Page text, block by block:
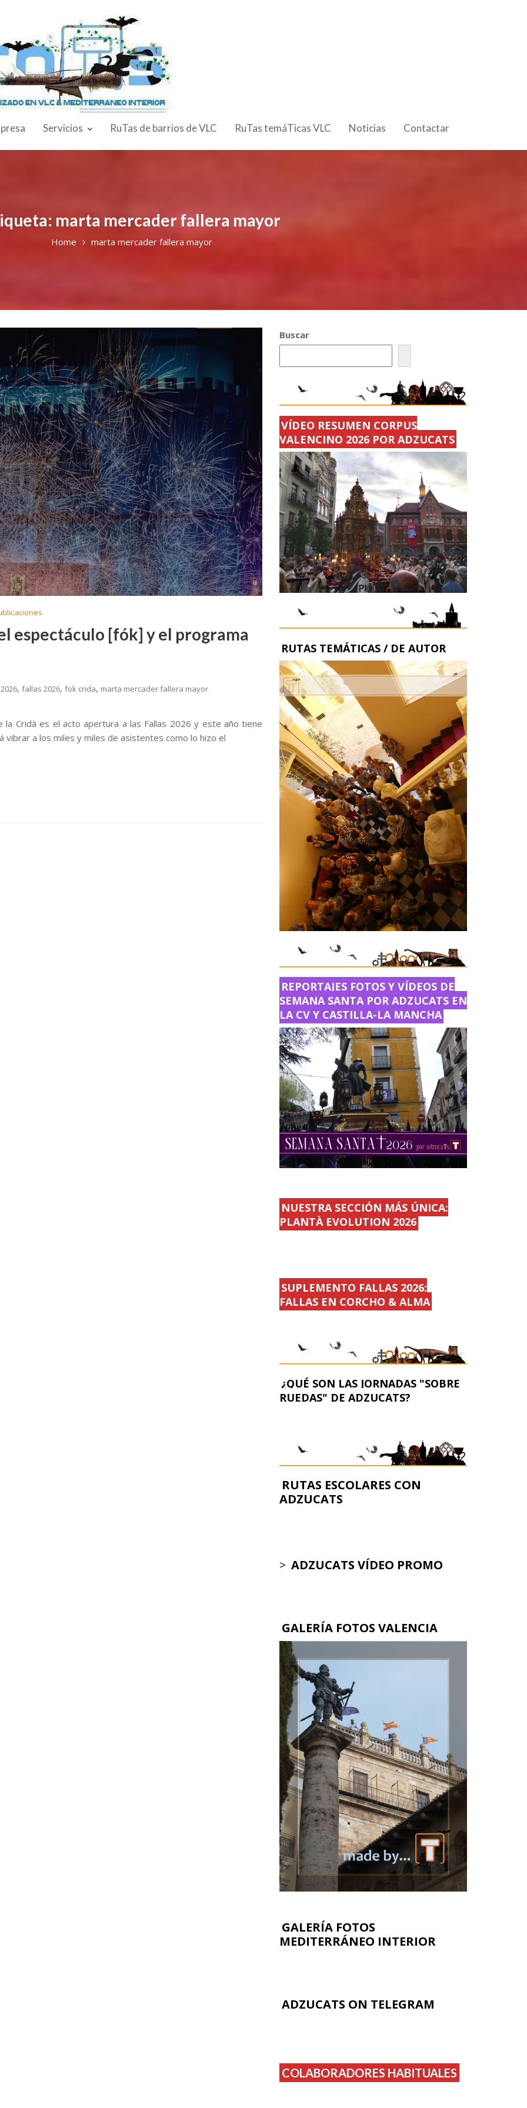
Servicios RuTas de barrios de VLC RuTas temáTicas VLC Noticias Contactar
marta mercader fallera mayor
Home marta mercader fallera mayor
espectáculo [fók] y el programa
, fallas 2026, fok crida, marta mercader fallera mayor
la Cridà es el acto apertura a las Fallas 2026 y este año tiene
a los miles y miles de asistentes como lo hizo el
Buscar
VÍDEO RESUMEN CORPUS
VALENCINO 2026 POR ADZUCATS
RUTAS TEMÁTICAS / DE AUTOR
REPORTAJES FOTOS Y VÍDEOS DE
SEMANA SANTA POR ADZUCATS EN
LA CV Y CASTILLA-LA MANCHA
NUESTRA SECCIÓN MÁS ÚNICA:
PLANTÀ EVOLUTION 2026
SUPLEMENTO FALLAS 2026:
FALLAS EN CORCHO & ALMA
¿QUÉ SON LAS JORNADAS "SOBRE
RUEDAS" DE ADZUCATS?
RUTAS ESCOLARES CON
ADZUCATS
> ADZUCATS VÍDEO PROMO
GALERÍA FOTOS VALENCIA
GALERÍA FOTOS
MEDITERRÁNEO INTERIOR
ADZUCATS ON TELEGRAM
COLABORADORES HABITUALES